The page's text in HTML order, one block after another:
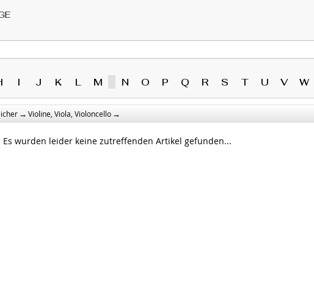
I J K L M N O P Q R S T U V W
→ Violine, Viola, Violoncello →
Es wurden leider keine zutreffenden Artikel gefunden...